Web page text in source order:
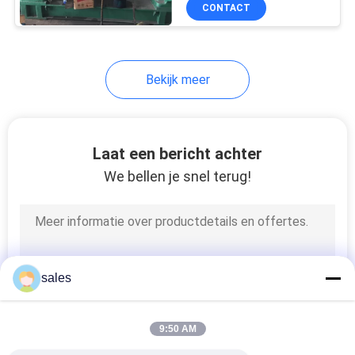
CONTACTEER
ONS
POLICY
rubber het mengen
Rubber het
Vulcaniseren
Persmachine
CONTACT
Bekijk meer
Laat een bericht achter
We bellen je snel terug!
sales
9:50 AM